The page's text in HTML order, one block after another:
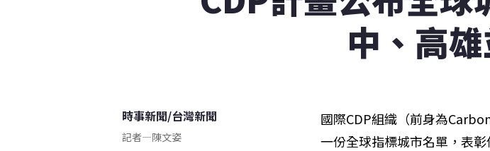
中、高
時事新聞/台灣新聞
記者—陳文姿
國際CDP組織（前身為
一份全球指標城市名單，表